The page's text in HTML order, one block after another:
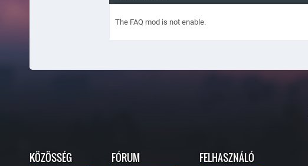
The FAQ mod is not enable.
KÖZÖSSÉG FÓRUM FELHASZNÁLÓ